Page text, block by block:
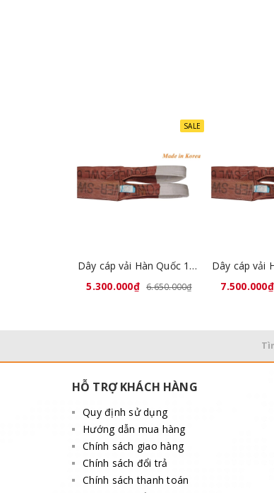
Thông số kỹ thuật cáp vải bản dẹt 2
Mã màu theo tiêu chuẩn DIN-EN 1492-1
Bản rộng : Mỗi 25mm ứng với tải trọng 1
Vật liệu : 100% polyester
SALE
Dây cáp vải Hàn Quốc 12 tấn 10 mét
5.300.000₫ 6.650.000₫
7.500.000₫
HỖ TRỢ KHÁCH HÀNG
Quy định sử dụng
Hướng dẫn mua hàng
Chính sách giao hàng
Chính sách đổi trả
Chính sách thanh toán